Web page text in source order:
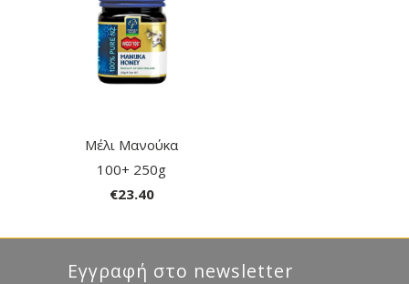
Μέλι Μανούκα
100+ 250g
€23.40
Εγγραφή στο newsletter